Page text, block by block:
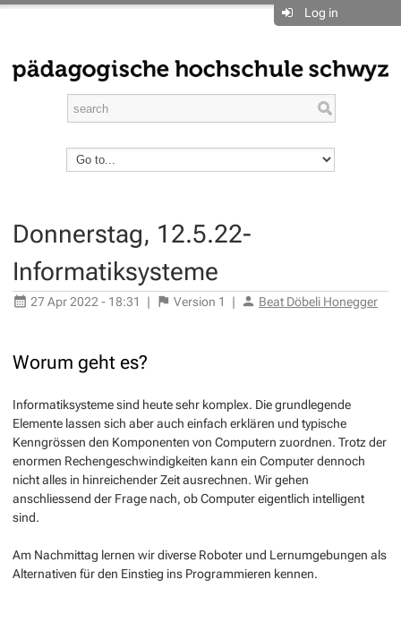
Log in
Donnerstag, 12.5.22-
Informatiksysteme
27 Apr 2022 - 18:31 | Version 1 | Beat Döbeli Honegger
Worum geht es?
Informatiksysteme sind heute sehr komplex. Die grundlegende
Elemente lassen sich aber auch einfach erklären und typische
Kenngrössen den Komponenten von Computern zuordnen. Trotz der
enormen Rechengeschwindigkeiten kann ein Computer dennoch
nicht alles in hinreichender Zeit ausrechnen. Wir gehen
anschliessend der Frage nach, ob Computer eigentlich intelligent
sind.
Am Nachmittag lernen wir diverse Roboter und Lernumgebungen als
Alternativen für den Einstieg ins Programmieren kennen.